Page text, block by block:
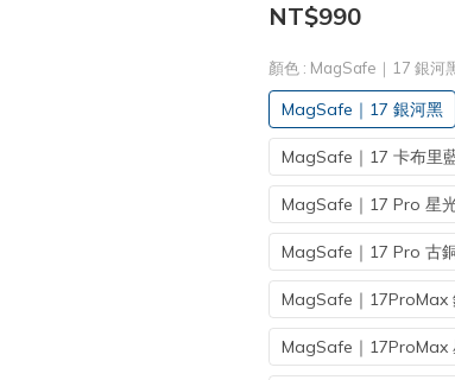
NT$990
顏色 : MagSafe｜17 銀河
MagSafe｜17 銀河黑
MagSafe｜17 卡布里
MagSafe｜17 Pro 星
MagSafe｜17 Pro 古
MagSafe｜17ProMax
MagSafe｜17ProMax